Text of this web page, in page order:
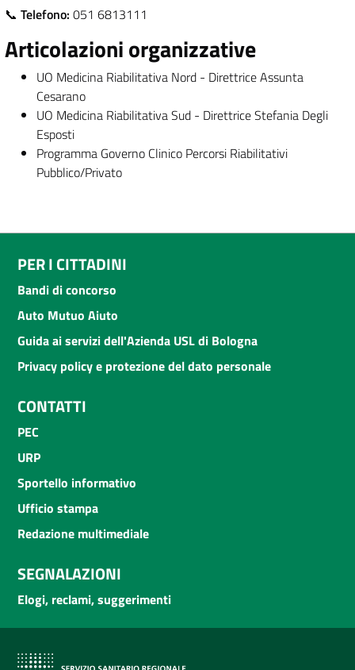
📞 Telefono: 051 6813111
Articolazioni organizzative
UO Medicina Riabilitativa Nord - Direttrice Assunta
Cesarano
UO Medicina Riabilitativa Sud - Direttrice Stefania Degli
Esposti
Programma Governo Clinico Percorsi Riabilitativi
Pubblico/Privato
PER I CITTADINI
Bandi di concorso
Auto Mutuo Aiuto
Guida ai servizi dell'Azienda USL di Bologna
Privacy policy e protezione del dato personale
CONTATTI
PEC
URP
Sportello informativo
Ufficio stampa
Redazione multimediale
SEGNALAZIONI
Elogi, reclami, suggerimenti